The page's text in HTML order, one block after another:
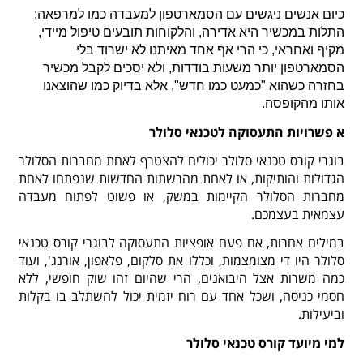
כיום אנשים ניגשים עם הסמארטפון למעבדה כמו למרפאה;
התלות במכשיר היא אדירה, והלקוחות תובעים טיפול מיידי,
מקיף ואחראי, כי הרי אף אחד מאיתנו לא ישרוד בלי
הסמארטפון יותר משעות בודדות, ולא יסכים לקבל מכשיר
בחזרה כשהוא "כמעט כמו חדש", אלא בדיוק כמו שהוצאנו
אותו מהקופסה.
א פשרויות התעסוקה לטכנאי סלולר
בוגרי קורס טכנאי סלולר יכולים להצטרף לאחת מחברות הסלולר
הגדולות והותיקות, או לאחת מהרשתות החדשות שנפתחו לאחת
מחברות הסלולר הקיימות במשק, או פשוט לפתוח מעבדה
עצמאית בעצמכם.
במילים אחרות, אם פעם אופציות התעסוקה לבוגרי קורס טכנאי
סלולר היו די מצומצמות, וכללו את סלקום, פלאפון, אורנג', ועוד
כמה משרות אצל היבואנים, הרי שהיום זהו שוק חופשי, ללא
חסמי כניסה, ושכל אחד עם רוח יזמית יכול להשתלב בו בקלות
וביעילות.
למי מיועד קורס טכנאי סלולר